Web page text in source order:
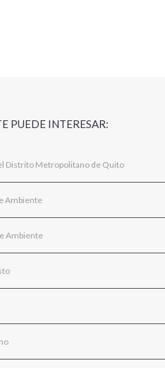
PUEDE INTERESAR:
Distrito Metropolitano de Quito
Ambiente
Ambiente